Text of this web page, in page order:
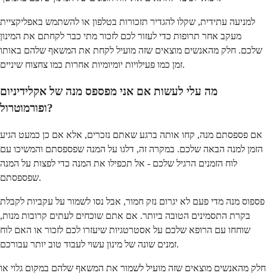
למניעה עתידית, שקלו להגדיר תזכורות בטלפון או להשתמש באפליקציית
מעקב אחר תרופות כדי לעזור לכם לזכור מתי כבר לקחתם את המינון
שלכם. חלק מהאנשים מוצאים שזה מועיל לקחת את המשאף שלהם באותו
זמן כמו פעילויות יומיומיות אחרות כמו צחצוח שיניים.
מה עלי לעשות אם אני מפספס מנה של אקלידיניום
ופורמוטרול?
אם פספסתם מנה, קחו אותה ברגע שאתם נזכרים, אלא אם כן כמעט הגיע
הזמן למנה הבאה שלכם. במקרה זה, דלגו על המנה שפספסתם והמשיכו עם
לוח הזמנים הרגיל שלכם - אל תכפילו את המנה כדי לפצות על המנה
שפספסתם.
פספוס מנה מדי פעם לא יגרום נזק חמור, אבל נסו לשמור על עקביות לקבלת
בקרת התסמינים הטובה ביותר. אם אתם שוכחים לעתים קרובות מנות,
שוחחו עם הרופא שלכם על אסטרטגיות שיעזרו לכם לזכור או האם לוח
זמנים שונה של מינון עשוי לעבוד טוב יותר עבורכם.
חלק מהאנשים מוצאים שזה מועיל לשמור את המשאף שלהם במקום גלוי או